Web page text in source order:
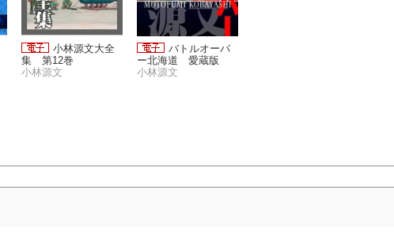
小林源文大全
集 第12巻
小林源文
バトルオーバ
ー北海道 愛蔵版
小林源文